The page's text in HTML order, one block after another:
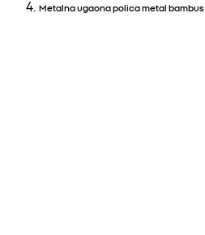
Metalna ugaona polica metal bambus